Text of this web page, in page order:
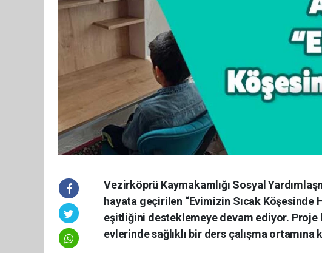
Vezirköprü Kaymakamlığı Sosyal
hayata geçirilen “Evimizin Sıcak Köşesinde
eşitliğini desteklemeye devam ediyor. Proje
evlerinde sağlıklı bir ders çalışma